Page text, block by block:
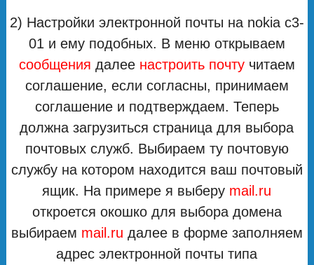
2) Настройки электронной почты на nokia c3-
01 и ему подобных. В меню открываем
сообщения далеенастроить почтучитаем
соглашение, если согласны, принимаем
соглашение и подтверждаем. Теперь
должна загрузиться страница для выбора
почтовых служб. Выбираем ту почтовую
службу на котором находится ваш почтовый
ящик. На примере я выберу mail.ru
откроется окошко для выбора домена
выбираем mail.ru далее в форме заполняем
адрес электронной почты типа